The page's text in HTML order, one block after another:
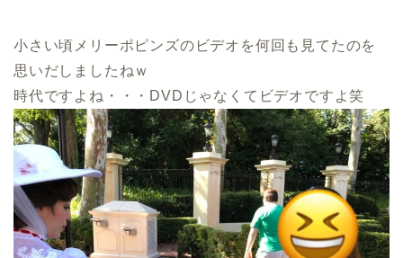
小さい頃メリーポピンズのビデオを何回も見てたのを
思いだしましたねｗ
時代ですよね・・・DVDじゃなくてビデオですよ笑